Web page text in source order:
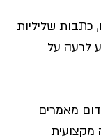
כתבות שליליות
לרעה על
מאמרים
מקצועית